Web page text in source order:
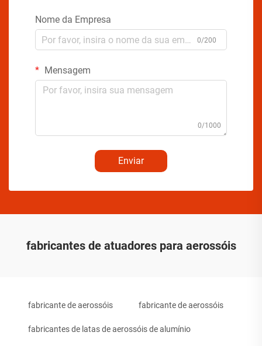
Nome da Empresa
0/200
Mensagem
0/1000
Enviar
fabricantes de atuadores para aerossóis
fabricante de aerossóis fabricante de aerossóis
fabricantes de latas de aerossóis de alumínio